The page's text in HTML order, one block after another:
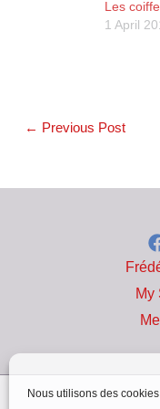
Nous utilisons des
Les
1 April
← Previous Post
My